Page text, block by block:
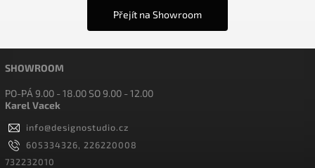
Přejít na Showroom
SHOWROOM
PO-PÁ 9.00 - 18.00 SO 9.00 - 12.00
Karel Vacek
info@designostudio.cz
605334326, 226220008
732232010